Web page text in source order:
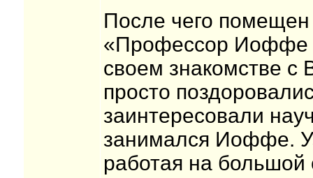
После чего
«Профессор Иоффе
своем знакомстве
просто
заинтересовали
занимался Иоффе.
работая на большой